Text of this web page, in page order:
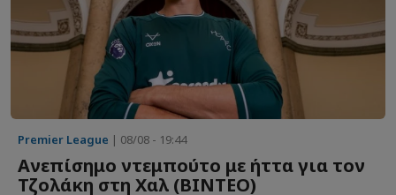
Premier League | 08/08 - 19:44
Ανεπίσημο ντεμπούτο με ήττα για τον
Τζολάκη στη Χαλ (ΒΙΝΤΕΟ)